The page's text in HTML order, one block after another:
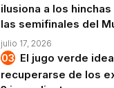
ilusiona a los
las semifinales del
julio 17, 2026
El jugo verde
recuperarse de los